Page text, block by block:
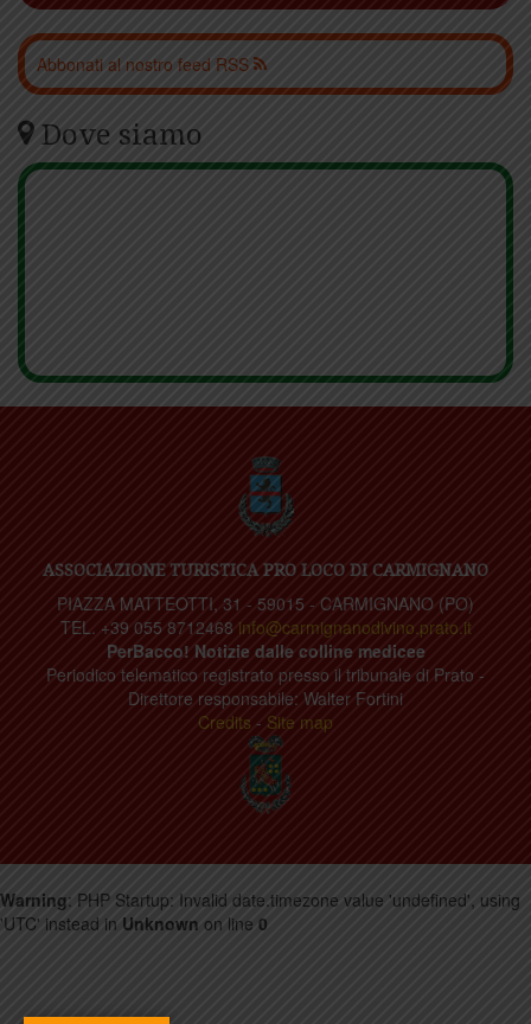
Abbonati al nostro feed RSS
Dove siamo
ASSOCIAZIONE TURISTICA PRO LOCO DI CARMIGNANO
PIAZZA MATTEOTTI, 31 - 59015 - CARMIGNANO (PO)
TEL. +39 055 8712468 info@carmignanodivino.prato.it
PerBacco! Notizie dalle colline medicee
Periodico telematico registrato presso il tribunale di Prato -
Direttore responsabile: Walter Fortini
Credits - Site map
Warning: PHP Startup: Invalid date.timezone value 'undefined', using
'UTC' instead in Unknown on line 0